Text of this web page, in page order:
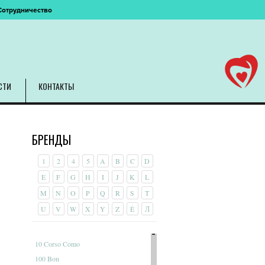
КОНТАКТЫ
БРЕНДЫ
1 2 4 5 A B C
D
E
F G H I J K
L
M
N O P Q R S
T
U
V W X Y Z É Л
10 Corso Como
100 Bon